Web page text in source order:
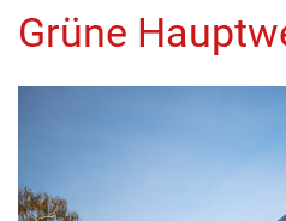
Grüne